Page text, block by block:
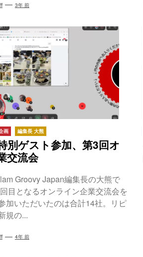
3年 前
画 編集長 大熊
別ゲスト参加、第3回オ
交流会
Groovy Japan編集長の大熊で
目となるオンライン企業交流会を
加いただいたのは合計14社。リピ
規の...
4年 前